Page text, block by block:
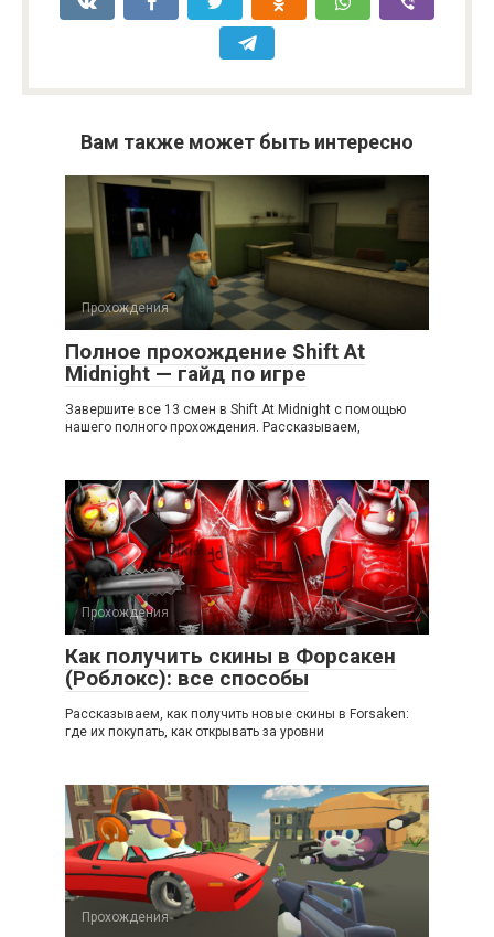
Вам также может быть интересно
Прохождения
Полное прохождение Shift At
Midnight — гайд по игре
Завершите все 13 смен в Shift At Midnight с помощью
нашего полного прохождения. Рассказываем,
Прохождения
Как получить скины в Форсакен
(Роблокс): все способы
Рассказываем, как получить новые скины в Forsaken:
где их покупать, как открывать за уровни
Прохождения